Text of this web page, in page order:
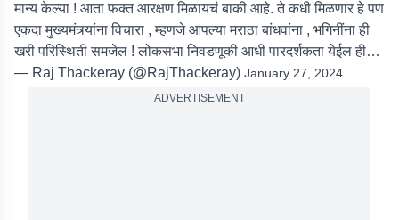
मान्य केल्या ! आता फक्त आरक्षण मिळायचं बाकी आहे. ते कधी मिळणार हे पण
एकदा मुख्यमंत्र्यांना विचारा , म्हणजे आपल्या मराठा बांधवांना , भगिनींना ही
खरी परिस्थिती समजेल ! लोकसभा निवडणूकी आधी पारदर्शकता येईल ही…
— Raj Thackeray (@RajThackeray) January 27, 2024
ADVERTISEMENT